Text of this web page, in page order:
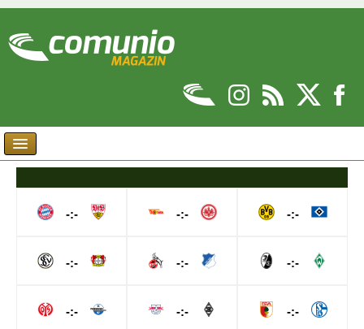
-:-
-:-
-:-
-:-
-:-
-:-
-:-
-:-
-:-